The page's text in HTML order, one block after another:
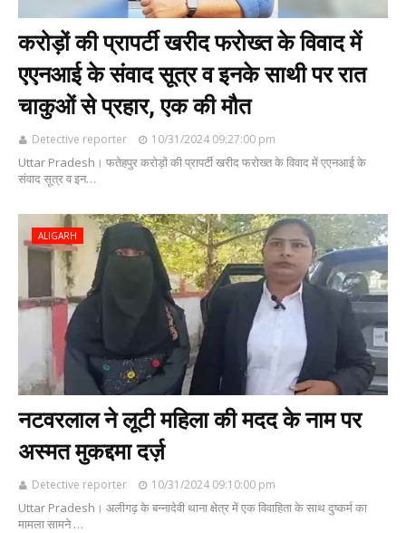
करोड़ों की प्रापर्टी खरीद फरोख्त के विवाद में
एएनआई के संवाद सूत्र व इनके साथी पर रात
चाकुओं से प्रहार, एक की मौत
Detective reporter 10/31/2024 09:27:00 pm
Uttar Pradesh। फतेहपुर करोड़ों की प्रापर्टी खरीद फरोख्त के विवाद में एएनआई के
संवाद सूत्र व इन…
ALIGARH
नटवरलाल ने लूटी महिला की मदद के नाम पर
अस्मत मुकद्दमा दर्ज़
Detective reporter 10/31/2024 09:10:00 pm
Uttar Pradesh। अलीगढ़ के बन्नादेवी थाना क्षेत्र में एक विवाहिता के साथ दुष्कर्म का
मामला सामने …